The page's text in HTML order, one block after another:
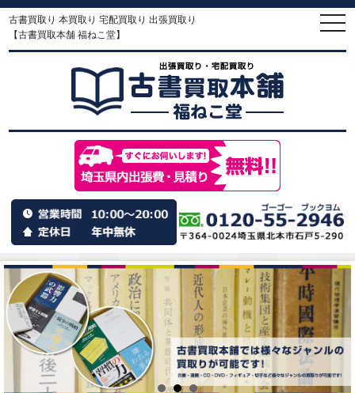
古書買取り 本買取り 宅配買取り 出張買取り
【古書買取本舗 福ねこ堂】